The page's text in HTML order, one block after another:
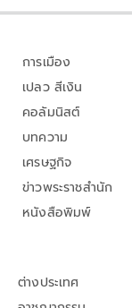
การเมือง
เปลว สีเงิน
คอลัมนิสต์
บทความ
เศรษฐกิจ
ข่าวพระราชสำนัก
หนังสือพิมพ์
ต่างประเทศ